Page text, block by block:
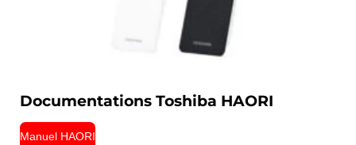
Documentations Toshiba HAORI
Manuel HAORI